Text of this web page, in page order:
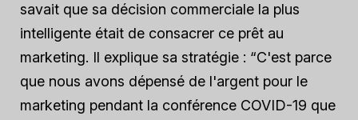
savait que sa décision commerciale la plus
intelligente était de consacrer ce prêt au
marketing. Il explique sa stratégie : “C'est parce
que nous avons dépensé de l'argent pour le
marketing pendant la conférence COVID-19 que